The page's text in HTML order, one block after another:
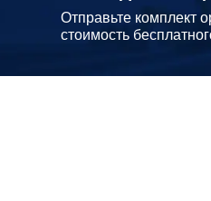
Отправьте комплект
стоимость